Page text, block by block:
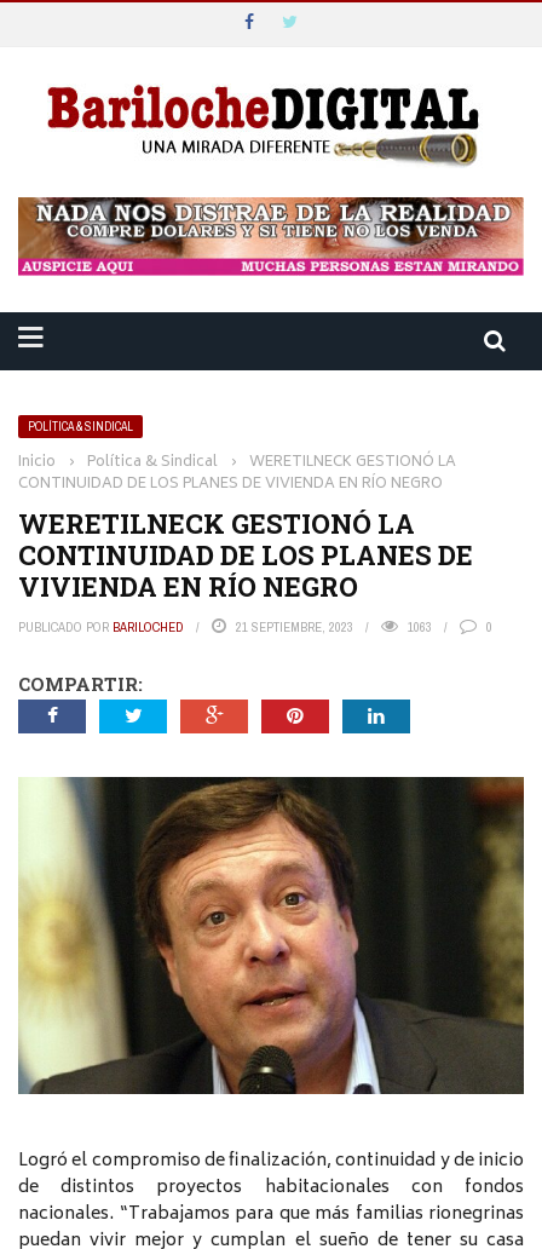
POLÍTICA & SINDICAL
Inicio › Política & Sindical › WERETILNECK GESTIONÓ LA
CONTINUIDAD DE LOS PLANES DE VIVIENDA EN RÍO NEGRO
WERETILNECK GESTIONÓ LA
CONTINUIDAD DE LOS PLANES DE
VIVIENDA EN RÍO NEGRO
PUBLICADO POR BARILOCHED 21 SEPTIEMBRE, 2023 1063 0
COMPARTIR:
Logró el compromiso de finalización, continuidad y de inicio
de distintos proyectos habitacionales con fondos
nacionales. “Trabajamos para que más familias rionegrinas
puedan vivir mejor y cumplan el sueño de tener su casa